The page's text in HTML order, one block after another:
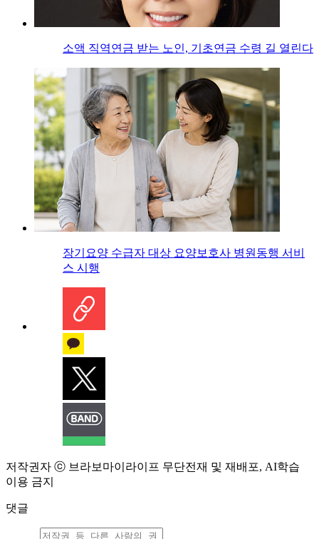
소액 직역연금 받는 노인, 기초연금 수령 길 열린다
장기요양 수급자 대상 요양보호사 병원동행 서비
스 시행
저작권자 ⓒ 브라보마이라이프 무단전재 및 재배포, AI학습
이용 금지
댓글